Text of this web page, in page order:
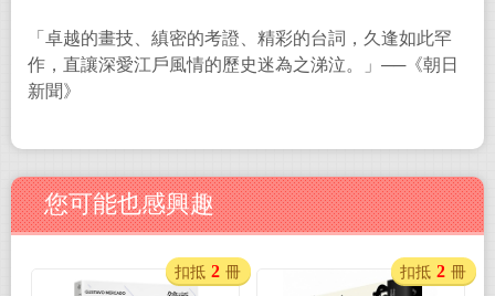
「卓越的畫技、縝密的考證、精彩的台詞，久逢如此罕
作，直讓深愛江戶風情的歷史迷為之涕泣。」 ──《朝日
新聞》
您可能也感興趣
扣抵 2 冊 扣抵 2 冊